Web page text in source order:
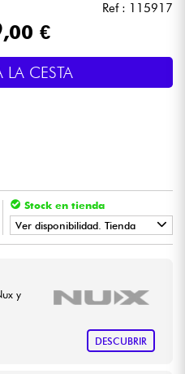
Ref : 115917
,00 €
CESTA
Stock en tienda
Ver disponibilidad. Tienda
Star MusicBRUGES
LILLE
y
DESCUBRIR